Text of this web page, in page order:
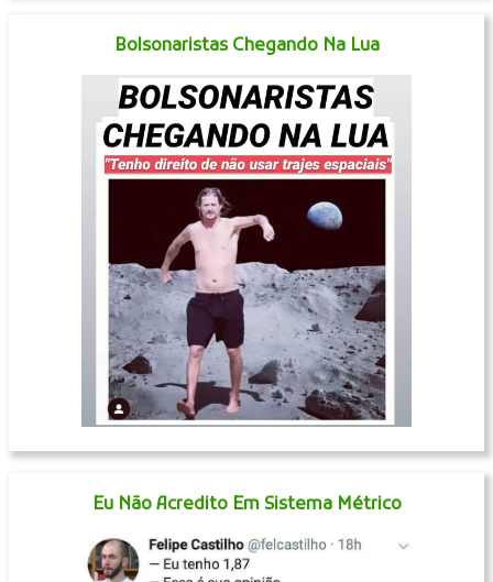
Bolsonaristas Chegando Na Lua
Eu Não Acredito Em Sistema Métrico